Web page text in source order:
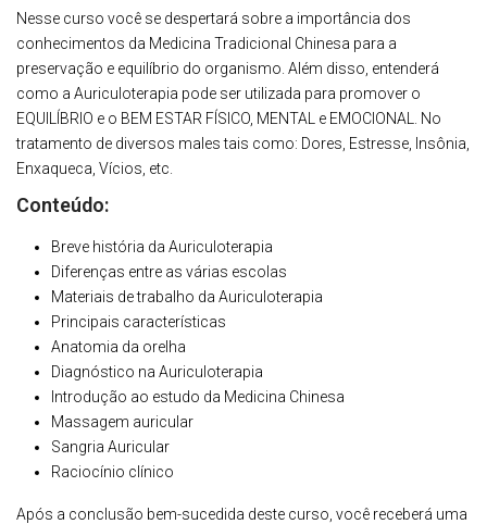
Nesse curso você se despertará sobre a importância dos
conhecimentos da Medicina Tradicional Chinesa para a
preservação e equilíbrio do organismo. Além disso, entenderá
como a Auriculoterapia pode ser utilizada para promover o
EQUILÍBRIO e o BEM ESTAR FÍSICO, MENTAL e EMOCIONAL. No
tratamento de diversos males tais como: Dores, Estresse, Insônia,
Enxaqueca, Vícios, etc.
Conteúdo:
Breve história da Auriculoterapia
Diferenças entre as várias escolas
Materiais de trabalho da Auriculoterapia
Principais características
Anatomia da orelha
Diagnóstico na Auriculoterapia
Introdução ao estudo da Medicina Chinesa
Massagem auricular
Sangria Auricular
Raciocínio clínico
Após a conclusão bem-sucedida deste curso, você receberá uma